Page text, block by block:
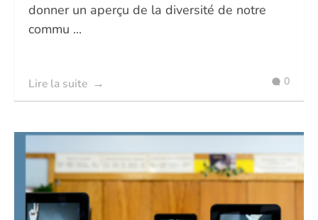
donner un aperçu de la diversité de notre
commu ...
Lire la suite 0